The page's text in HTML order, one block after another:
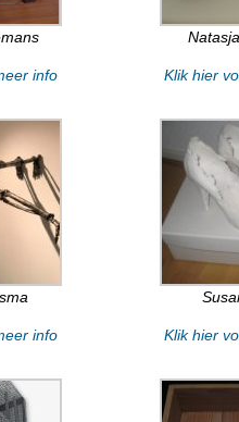
info Klik hier
info Klik hier